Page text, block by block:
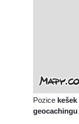
Pozice kešek
geocachingu